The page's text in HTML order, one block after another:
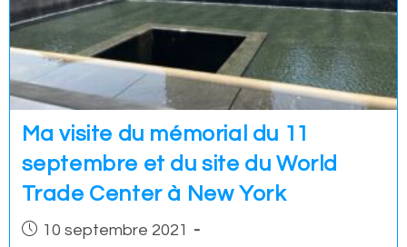
Ma visite du mémorial du 11
septembre et du site du World
Trade Center à New York
Post10 septembre 2021